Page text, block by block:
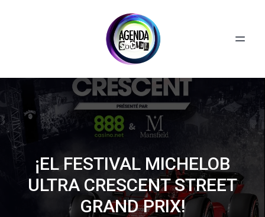
¡EL FESTIVAL MICHELOB
ULTRA CRESCENT STREET
GRAND PRIX!